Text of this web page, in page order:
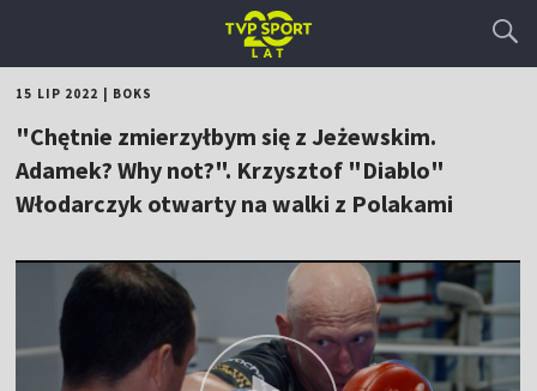
15 LIP 2022 BOKS
"Chętnie zmierzyłbym się z Jeżewskim.
Adamek? Why not?". Krzysztof "Diablo"
Włodarczyk otwarty na walki z Polakami